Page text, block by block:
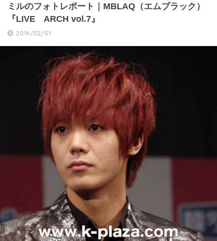
ミルのフォトレポート｜MBLAQ（エムブラック）
『LIVE ARCH vol.7』
2014/02/01